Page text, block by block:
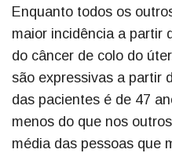
Enquanto todos os
maior incidência a partir
do câncer de colo do
são expressivas a partir
das pacientes é de 47
menos do que nos
média das pessoas que